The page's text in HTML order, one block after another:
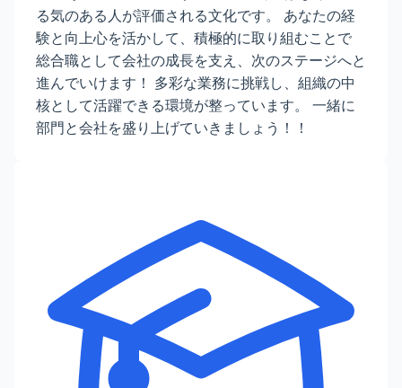
る気のある人が評価される文化です。 あなたの経
験と向上心を活かして、積極的に取り組むことで
総合職として会社の成長を支え、次のステージへと
進んでいけます！ 多彩な業務に挑戦し、組織の中
核として活躍できる環境が整っています。 一緒に
部門と会社を盛り上げていきましょう！！